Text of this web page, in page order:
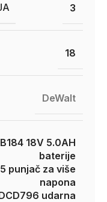
3
18
DeWalt
18V 5.0AH
baterije
punjač za više
napona
udarna